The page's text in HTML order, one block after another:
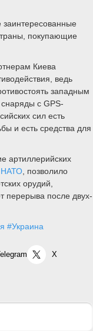
покупающие
Киева
ведь
западным
с GPS-
сил есть
и есть средства для
артиллерийских
НАТО , позволило
орудий,
перерыва после двух-
#Украина
X